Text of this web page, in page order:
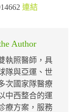
連結
Author
執照醫師，具
隊與亞運、世
次國家隊醫療
中西整合的運
療方案，服務